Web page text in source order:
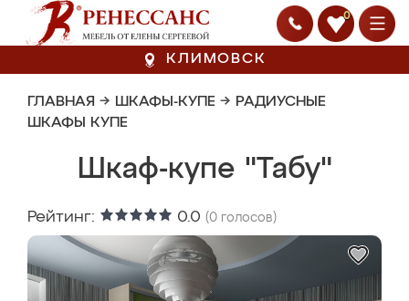
0
КЛИМОВСК
ГЛАВНАЯ → ШКАФЫ-КУПЕ → РАДИУСНЫЕ
ШКАФЫ КУПЕ
Шкаф-купе "Табу"
Рейтинг: 0.0 (0 голосов)